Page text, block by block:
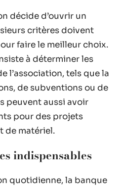
décide d’ouvrir un
critères doivent
faire le meilleur choix.
à déterminer les
l’association, tels que la
de subventions ou de
peuvent aussi avoir
pour des projets
de matériel.
indispensables
quotidienne, la banque